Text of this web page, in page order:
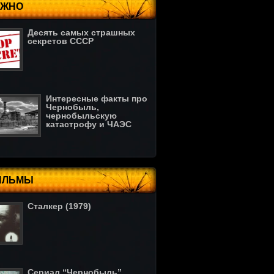
Десять самых страшных
секретов СССР
Интересные факты про
Чернобыль,
чернобыльскую
катастрофу и ЧАЭС
Сталкер (1979)
Сериал “Чернобыль”,